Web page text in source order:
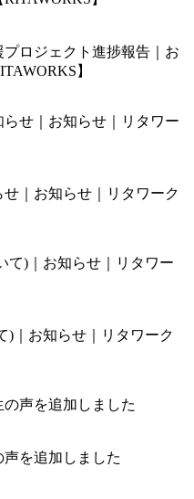
ロジェクト進捗報告｜お
】
｜お知らせ｜リタワーク
)｜お知らせ｜リタワーク
声を追加しました